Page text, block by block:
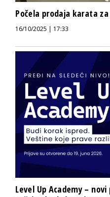
Počela prodaja karata
16/10/2025 | 17:33
Level Up Academy –